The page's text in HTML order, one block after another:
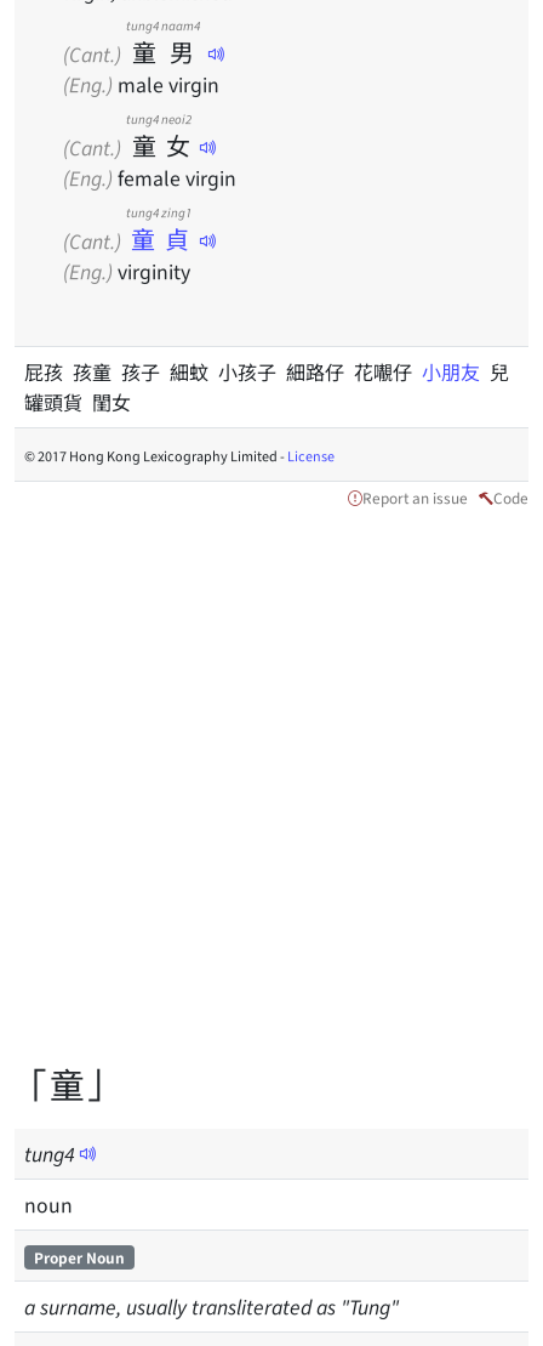
(Cant.) 童
tung4
男
naam4
(Eng.) male virgin
(Cant.) 童
tung4
女
neoi2
(Eng.) female virgin
(Cant.) 童貞
tung4 zing1
(Eng.) virginity
屁孩 孩童 孩子 細蚊 小孩子 細路仔 花𡃁仔 小朋友 兒
罐頭貨 閨女
© 2017 Hong Kong Lexicography Limited -License
Report an issue Code
「童」
tung4
noun
Proper Noun
a surname, usually transliterated as "Tung"